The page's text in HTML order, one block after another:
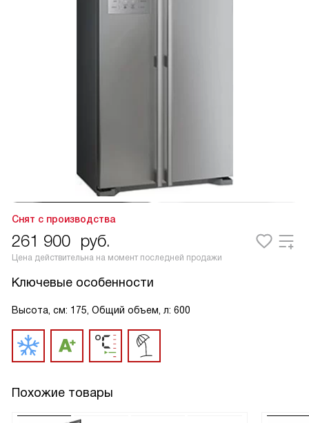
Снят с производства
261 900 руб.
Цена действительна на момент последней продажи
Ключевые особенности
Высота, см: 175, Общий объем, л: 600
Похожие товары